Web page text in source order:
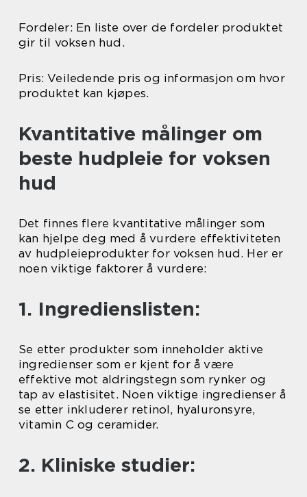
Fordeler: En liste over de fordeler produktet
gir til voksen hud.
Pris: Veiledende pris og informasjon om hvor
produktet kan kjøpes.
Kvantitative målinger om
beste hudpleie for voksen
hud
Det finnes flere kvantitative målinger som
kan hjelpe deg med å vurdere effektiviteten
av hudpleieprodukter for voksen hud. Her er
noen viktige faktorer å vurdere:
1. Ingredienslisten:
Se etter produkter som inneholder aktive
ingredienser som er kjent for å være
effektive mot aldringstegn som rynker og
tap av elastisitet. Noen viktige ingredienser å
se etter inkluderer retinol, hyaluronsyre,
vitamin C og ceramider.
2. Kliniske studier: